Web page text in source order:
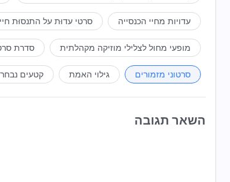
כשאלה המשמשים את אלוהים
מושמצים ומושמים ללעג,
הם מסוגלים שלא להישלט
אלא לשקוט בפני האל.
עדויות מחיי הכנסייה סרטי עדוּת על התנסוּת
מופעי מחול לצלילי מוזיקה מקהלתית סדרת
סרטוני מזמורים גילוי האמת קטעים
השאר תגובה